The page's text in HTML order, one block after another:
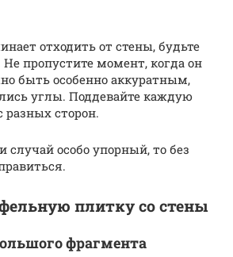
отходить от стены, будьте
пропустите момент, когда он
быть особенно аккуратным,
углы. Поддевайте каждую
разных сторон.
случай особо упорный, то без
плитку со стены
фрагмента